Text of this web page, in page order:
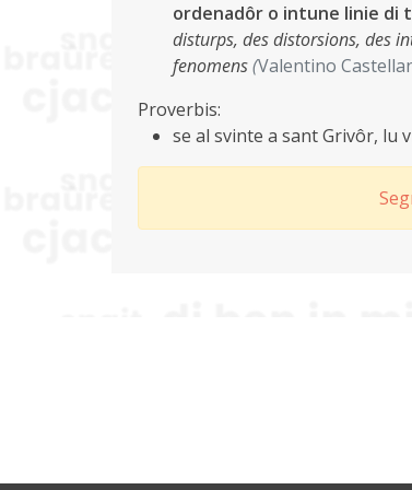
ordenadôr o intune linie di
disturps, des distorsions, des
fenomens(Valentino
Proverbis:
se al svinte a sant Grivôr, lu